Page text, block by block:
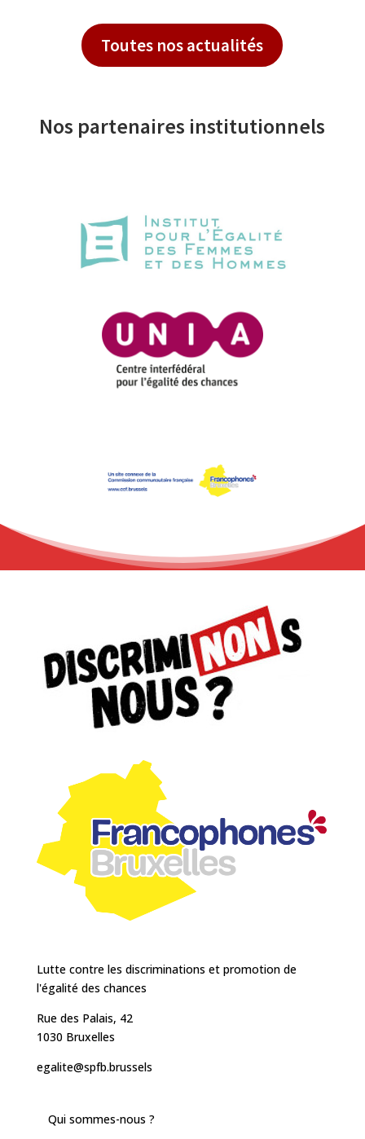
Toutes nos actualités
Nos partenaires institutionnels
Lutte contre les discriminations et promotion de
l'égalité des chances
Rue des Palais, 42
1030 Bruxelles
egalite@spfb.brussels
Qui sommes-nous ?